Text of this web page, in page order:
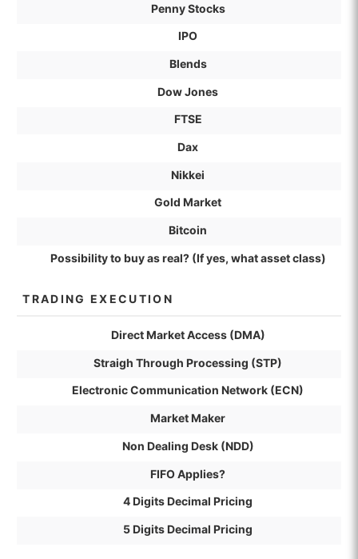
Penny Stocks
IPO
Blends
Dow Jones
FTSE
Dax
Nikkei
Gold Market
Bitcoin
Possibility to buy as real? (If yes, what asset class)
TRADING EXECUTION
Direct Market Access (DMA)
Straigh Through Processing (STP)
Electronic Communication Network (ECN)
Market Maker
Non Dealing Desk (NDD)
FIFO Applies?
4 Digits Decimal Pricing
5 Digits Decimal Pricing